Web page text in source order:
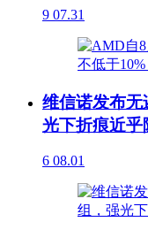
9 07.31
维信诺发布无
光下折痕近乎
6 08.01